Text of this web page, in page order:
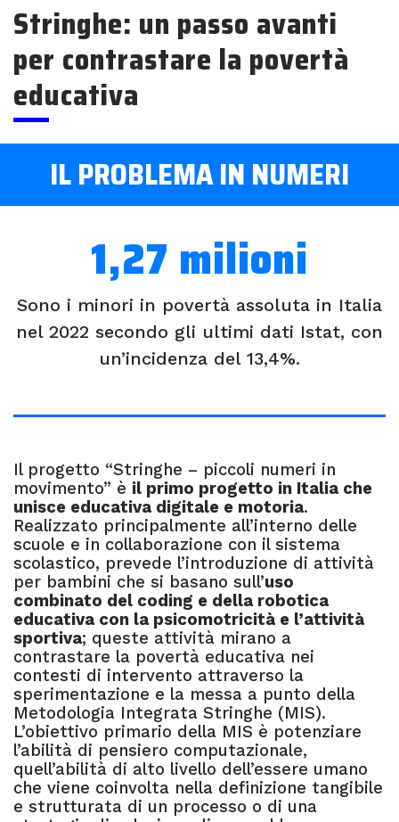
Stringhe: un passo avanti
per contrastare la povertà
educativa
IL PROBLEMA IN NUMERI
1,27 milioni
Sono i minori in povertà assoluta in Italia
nel 2022 secondo gli ultimi dati Istat, con
un’incidenza del 13,4%.
Il progetto “Stringhe – piccoli numeri in
movimento” è il primo progetto in Italia che
unisce educativa digitale e motoria.
Realizzato principalmente all’interno delle
scuole e in collaborazione con il sistema
scolastico, prevede l’introduzione di attività
per bambini che si basano sull’uso
combinato del coding e della robotica
educativa con la psicomotricità e l’attività
sportiva; queste attività mirano a
contrastare la povertà educativa nei
contesti di intervento attraverso la
sperimentazione e la messa a punto della
Metodologia Integrata Stringhe (MIS).
L’obiettivo primario della MIS è potenziare
l’abilità di pensiero computazionale,
quell’abilità di alto livello dell’essere umano
che viene coinvolta nella definizione tangibile
e strutturata di un processo o di una